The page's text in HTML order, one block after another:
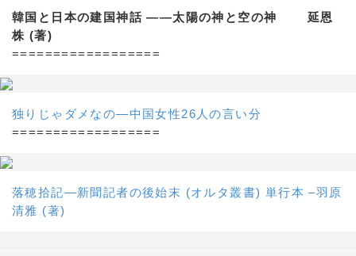
韓国と日本の建国神話 ——太陽の神と空の神 延恩
株 (著)
==================
独りじゃダメなの―中国女性26人の言い分
==================
落穂拾記―新聞記者の後始末 (オルタ叢書) 単行本 –羽原
清雅 (著)